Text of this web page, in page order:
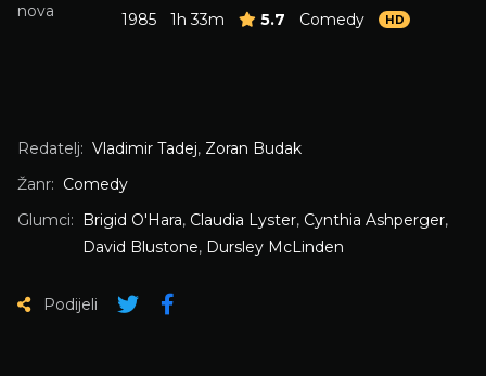
1985 1h 33m 5.7 Comedy HD
Redatelj: Vladimir Tadej, Zoran Budak
Žanr: Comedy
Glumci:
Brigid O'Hara, Claudia Lyster, Cynthia Ashperger,
David Blustone, Dursley McLinden
Podijeli